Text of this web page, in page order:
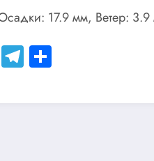
17.9 мм, Ветер:
VKTelegram